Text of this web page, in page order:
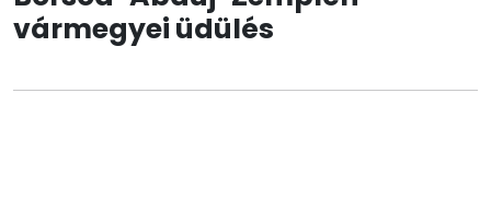
vármegyei üdülés